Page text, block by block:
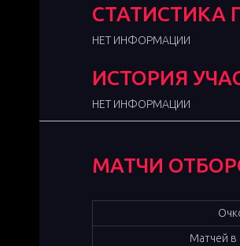
СТАТИСТИКА
НЕТ ИНФОРМАЦИИ
ИСТОРИЯ
НЕТ ИНФОРМАЦИИ
МАТЧИ
Матчей